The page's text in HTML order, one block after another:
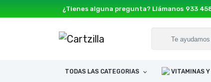
¿Tienes alguna pregunta? Llámanos 933
TODAS LAS CATEGORIAS VITAMINAS